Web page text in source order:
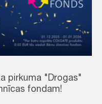
pirkuma "Drogas"
fondam!